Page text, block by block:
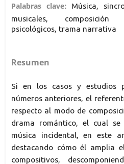
Palabras clave:
Música,
musicales, composición
psicológicos, trama narrativa
Resumen
Si en los casos y estudios
números anteriores, el
respecto al modo de
drama romántico, el cual
música incidental, en este
destacando cómo él amplia
compositivos,